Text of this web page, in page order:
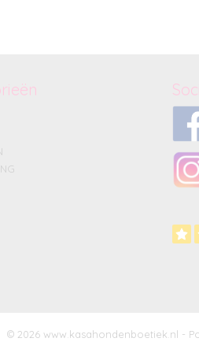
© 2026 www.kasahondenboetiek.nl -